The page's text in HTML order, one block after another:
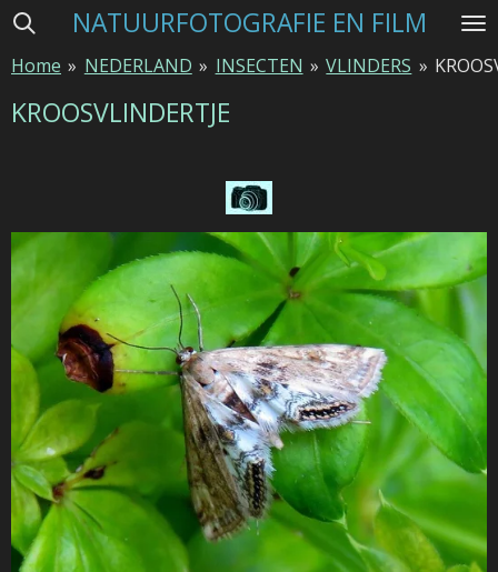
Ga
naar
de
NATUURFOTOGRAFIE EN FILM
Home » NEDERLAND » INSECTEN » VLINDERS »
KROOSVLINDERTJE